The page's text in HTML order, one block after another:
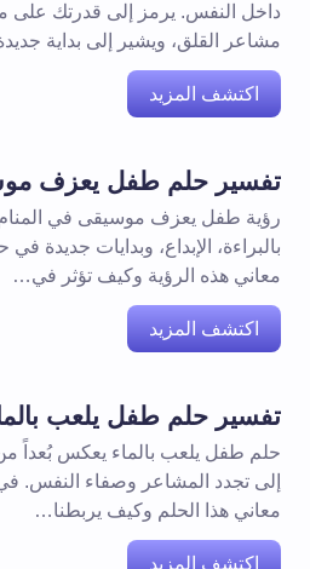
داخل النفس. يرمز إلى قدرتك على
مشاعر القلق، ويشير إلى بداية
اكتشف المزيد
تفسير حلم طفل يعزف
رؤية طفل يعزف موسيقى في
بالبراءة، الإبداع، وبدايات جديدة
معاني هذه الرؤية وكيف تؤثر في…
اكتشف المزيد
تفسير حلم طفل يلعب
حلم طفل يلعب بالماء يعكس بُعداً من
إلى تجدد المشاعر وصفاء النفس.
معاني هذا الحلم وكيف يربطنا…
اكتشف المزيد